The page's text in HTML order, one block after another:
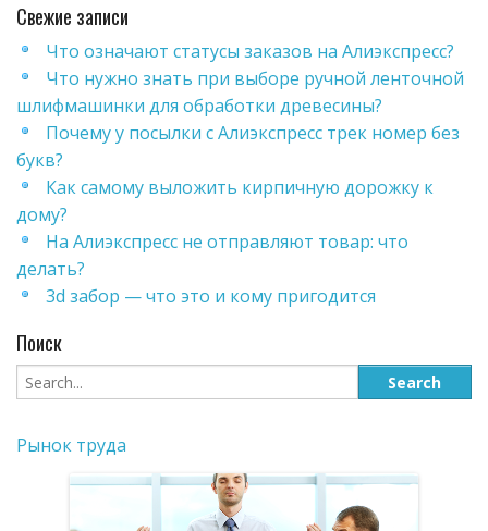
Свежие записи
Что означают статусы заказов на Алиэкспресс?
Что нужно знать при выборе ручной ленточной
шлифмашинки для обработки древесины?
Почему у посылки с Алиэкспресс трек номер без
букв?
Как самому выложить кирпичную дорожку к
дому?
На Алиэкспресс не отправляют товар: что
делать?
3d забор — что это и кому пригодится
Поиск
Рынок труда